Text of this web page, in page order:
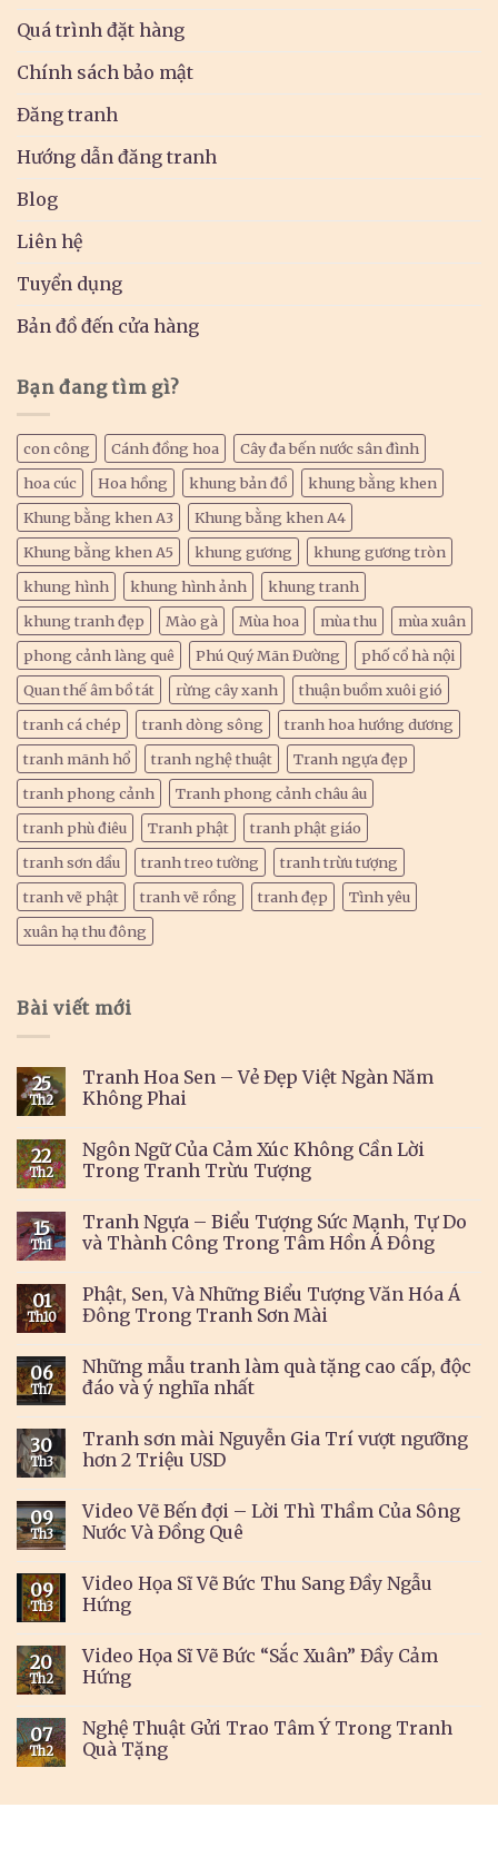
Quá trình đặt hàng
Chính sách bảo mật
Đăng tranh
Hướng dẫn đăng tranh
Blog
Liên hệ
Tuyển dụng
Bản đồ đến cửa hàng
Bạn đang tìm gì?
con công Cánh đồng hoa
Cây đa bến nước sân đình
hoa cúc
Hoa hồng khung bản đồ
khung bằng khen
Khung bằng khen A3
Khung bằng khen A4
Khung bằng khen A5
khung gương
khung gương tròn
khung hình
khung hình ảnh
khung tranh
khung tranh đẹp
Mào gà Mùa hoa mùa thu
mùa xuân
phong cảnh làng quê
Phú Quý Mãn Đường
phố cổ hà nội
Quan thế âm bồ tát
rừng cây xanh
thuận buồm xuôi gió
tranh cá chép
tranh dòng sông
tranh hoa hướng dương
tranh mãnh hổ
tranh nghệ thuật
Tranh ngựa đẹp
tranh phong cảnh
Tranh phong cảnh châu âu
tranh phù điêu
Tranh phật
tranh phật giáo
tranh sơn dầu
tranh treo tường
tranh trừu tượng
tranh vẽ phật
tranh vẽ rồng tranh đẹp
Tình yêu
xuân hạ thu đông
Bài viết mới
25
Th2
Tranh Hoa Sen – Vẻ Đẹp Việt Ngàn Năm
Không Phai
22
Th2
Ngôn Ngữ Của Cảm Xúc Không Cần Lời
Trong Tranh Trừu Tượng
15
Th1
Tranh Ngựa – Biểu Tượng Sức Mạnh, Tự Do
và Thành Công Trong Tâm Hồn Á Đông
01
Th10
Phật, Sen, Và Những Biểu Tượng Văn Hóa Á
Đông Trong Tranh Sơn Mài
06
Th7
Những mẫu tranh làm quà tặng cao cấp, độc
đáo và ý nghĩa nhất
30
Th3
Tranh sơn mài Nguyễn Gia Trí vượt ngưỡng
hơn 2 Triệu USD
09
Th3
Video Vẽ Bến đợi – Lời Thì Thầm Của Sông
Nước Và Đồng Quê
09
Th3
Video Họa Sĩ Vẽ Bức Thu Sang Đầy Ngẫu
Hứng
20
Th2
Video Họa Sĩ Vẽ Bức “Sắc Xuân” Đầy Cảm
Hứng
07
Th2
Nghệ Thuật Gửi Trao Tâm Ý Trong Tranh
Quà Tặng